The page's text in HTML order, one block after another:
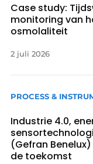
Case study:
monitoring van
osmolaliteit
2 juli 2026
PROCESS &
Industrie 4.0,
(Gefran
de toekomst